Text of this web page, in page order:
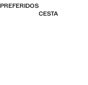
PREFERIDOS
CESTA